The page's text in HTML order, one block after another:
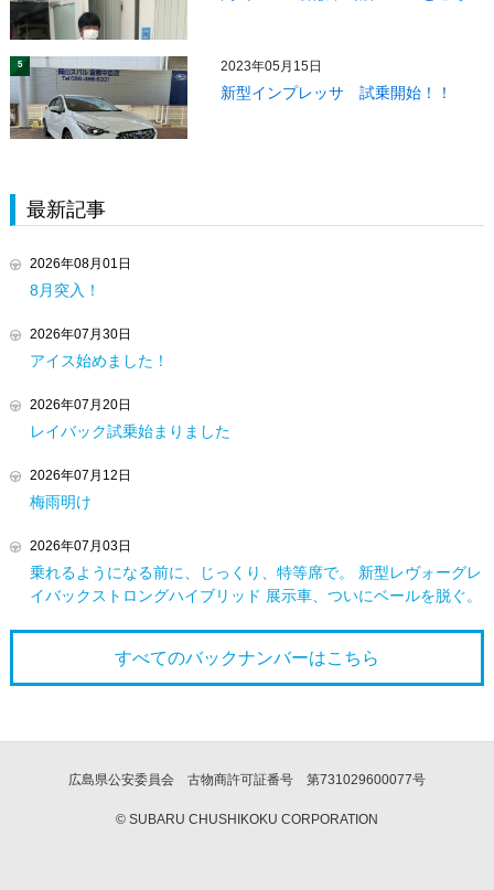
5 2023年05月15日
新型インプレッサ 試乗開始！！
最新記事
2026年08月01日
8月突入！
2026年07月30日
アイス始めました！
2026年07月20日
レイバック試乗始まりました
2026年07月12日
梅雨明け
2026年07月03日
乗れるようになる前に、じっくり、特等席で。 新型レヴォーグレ
イバックストロングハイブリッド 展示車、ついにベールを脱ぐ。
すべてのバックナンバーはこちら
広島県公安委員会 古物商許可証番号 第731029600077号
© SUBARU CHUSHIKOKU CORPORATION